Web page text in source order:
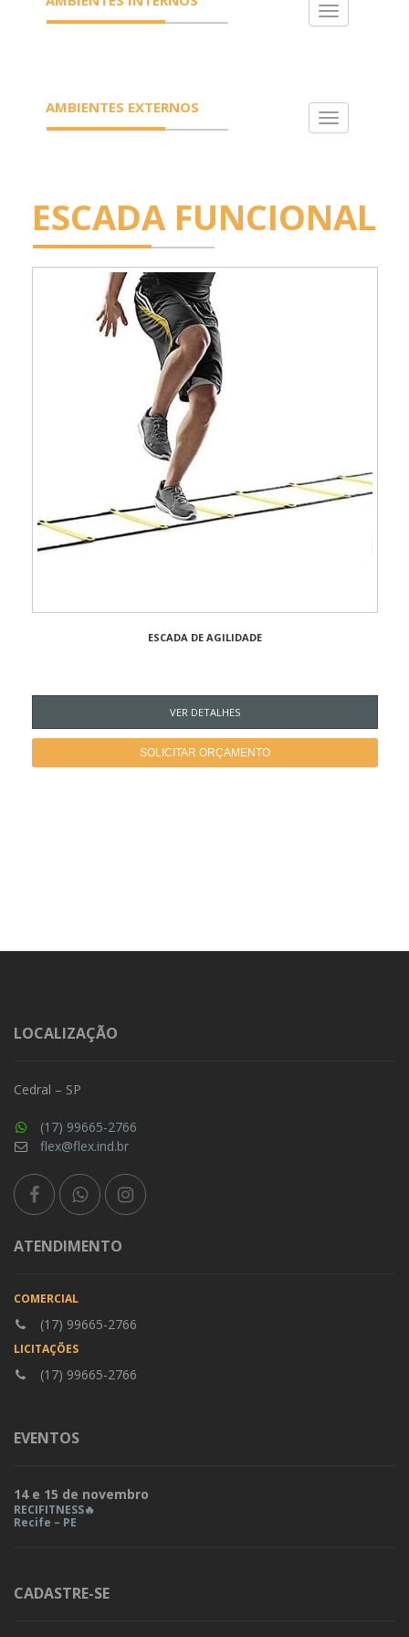
Toggle
AMBIENTES EXTERNOS
Toggle
ESCADA FUNCIONAL
ESCADA DE AGILIDADE
VER DETALHES
SOLICITAR ORÇAMENTO
LOCALIZAÇÃO
Cedral – SP
(17) 99665-2766
flex@flex.ind.br
ATENDIMENTO
COMERCIAL
(17) 99665-2766
LICITAÇÕES
(17) 99665-2766
EVENTOS
14 e 15 de novembro
RECIFITNESS🔥
Recife – PE
CADASTRE-SE